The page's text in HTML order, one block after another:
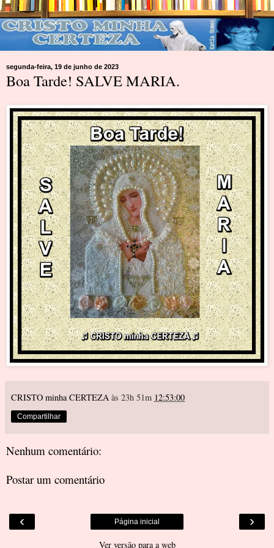
segunda-feira, 19 de junho de 2023
Boa Tarde! SALVE MARIA.
CRISTO minha CERTEZA às 23h 51m 12:53:00
Compartilhar
Nenhum comentário:
Postar um comentário
‹ ›
Página inicial
Ver versão para a web